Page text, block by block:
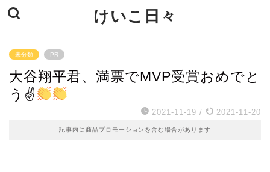
けいこ日々
未分類 PR
大谷翔平君、満票でMVP受賞おめでと
う✌
2021-11-19 / 2021-11-20
記事内に商品プロモーションを含む場合があります